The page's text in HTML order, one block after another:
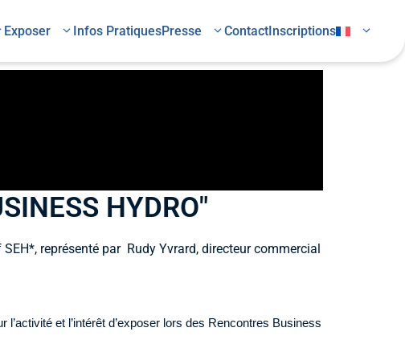
Exposer Infos PratiquesPresse ContactInscriptions
HYDRO"
représenté par Rudy Yvrard, directeur commercial
et l’intérêt d’exposer lors des Rencontres Business